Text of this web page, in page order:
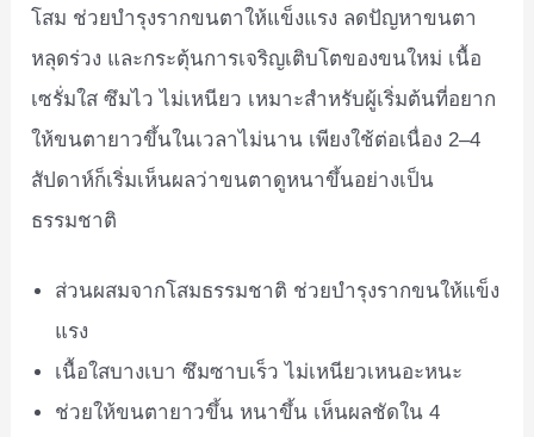
โสม ช่วยบำรุงรากขนตาให้แข็งแรง ลดปัญหาขนตา
หลุดร่วง และกระตุ้นการเจริญเติบโตของขนใหม่ เนื้อ
เซรั่มใส ซึมไว ไม่เหนียว เหมาะสำหรับผู้เริ่มต้นที่อยาก
ให้ขนตายาวขึ้นในเวลาไม่นาน เพียงใช้ต่อเนื่อง 2–4
สัปดาห์ก็เริ่มเห็นผลว่าขนตาดูหนาขึ้นอย่างเป็น
ธรรมชาติ
ส่วนผสมจากโสมธรรมชาติ ช่วยบำรุงรากขนให้แข็ง
แรง
เนื้อใสบางเบา ซึมซาบเร็ว ไม่เหนียวเหนอะหนะ
ช่วยให้ขนตายาวขึ้น หนาขึ้น เห็นผลชัดใน 4